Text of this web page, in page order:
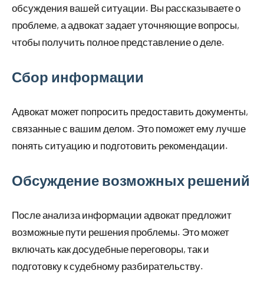
обсуждения вашей ситуации. Вы рассказываете о
проблеме, а адвокат задает уточняющие вопросы,
чтобы получить полное представление о деле.
Сбор информации
Адвокат может попросить предоставить документы,
связанные с вашим делом. Это поможет ему лучше
понять ситуацию и подготовить рекомендации.
Обсуждение возможных решений
После анализа информации адвокат предложит
возможные пути решения проблемы. Это может
включать как досудебные переговоры, так и
подготовку к судебному разбирательству.